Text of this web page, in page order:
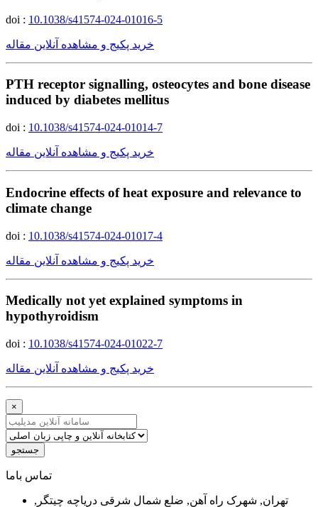
doi : 10.1038/s41574-024-01016-5
خرید پکیج و مشاهده آنلاین مقاله
PTH receptor signalling, osteocytes and bone disease
induced by diabetes mellitus
doi : 10.1038/s41574-024-01014-7
خرید پکیج و مشاهده آنلاین مقاله
Endocrine effects of heat exposure and relevance to
climate change
doi : 10.1038/s41574-024-01017-4
خرید پکیج و مشاهده آنلاین مقاله
Medically not yet explained symptoms in
hypothyroidism
doi : 10.1038/s41574-024-01022-7
خرید پکیج و مشاهده آنلاین مقاله
×
جستجو
ﺗﻤﺎﺱ ﺑﺎﻣﺎ
تهران, شهرک راه آهن, ضلع شمال شرقی دریاچه چیتگر,